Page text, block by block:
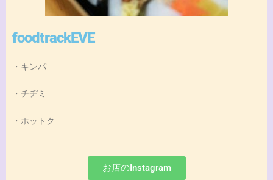
foodtrackEVE
・キンパ
・チヂミ
・ホットク
お店のInstagram